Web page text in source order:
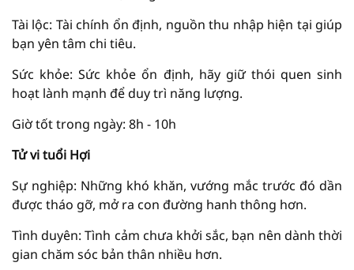
Tài lộc: Tài chính ổn định, nguồn thu nhập hiện tại giúp
bạn yên tâm chi tiêu.
Sức khỏe: Sức khỏe ổn định, hãy giữ thói quen sinh
hoạt lành mạnh để duy trì năng lượng.
Giờ tốt trong ngày: 8h - 10h
Tử vi tuổi Hợi
Sự nghiệp: Những khó khăn, vướng mắc trước đó dần
được tháo gỡ, mở ra con đường hanh thông hơn.
Tình duyên: Tình cảm chưa khởi sắc, bạn nên dành thời
gian chăm sóc bản thân nhiều hơn.